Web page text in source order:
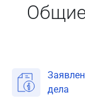
дела